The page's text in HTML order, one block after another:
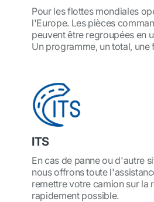
Pour les flottes mondiales
l'Europe. Les pièces
peuvent être regroupées en
Un programme, un total, une
ITS
En cas de panne ou d'autre
nous offrons toute
remettre votre camion sur la
rapidement possible.